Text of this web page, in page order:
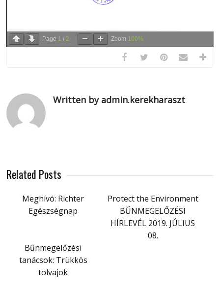
Page 1 / 2 Zoom 100%
Written by admin.kerekharaszt
Related Posts
Meghívó: Richter
Egészségnap
Protect the Environment
BŰNMEGELŐZÉSI
HÍRLEVÉL 2019. JÚLIUS
08.
Bűnmegelőzési
tanácsok: Trükkös
tolvajok